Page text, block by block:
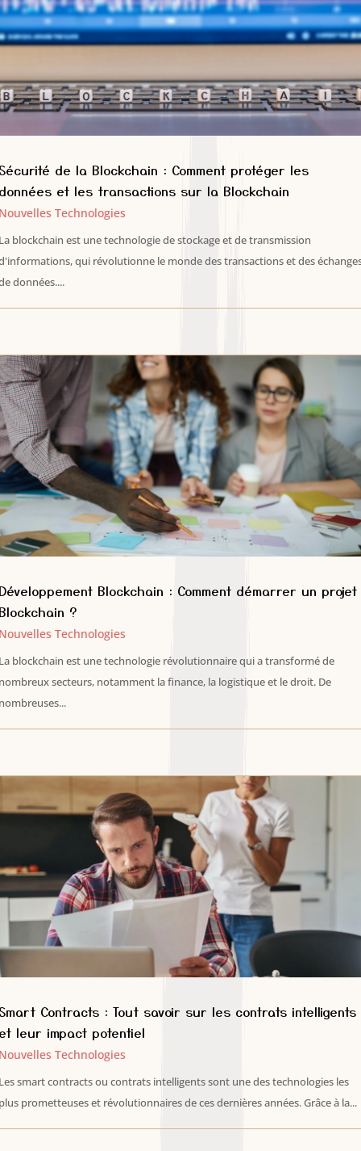
de la Blockchain : Comment protéger les
et les transactions sur la Blockchain
Technologies
blockchain est une technologie de stockage et de transmission
qui révolutionne le monde des transactions et des
données....
Blockchain : Comment démarrer un projet
?
Technologies
blockchain est une technologie révolutionnaire qui a transformé de
secteurs, notamment la finance, la logistique et le droit. De
Contracts : Tout savoir sur les contrats intelligents
leur impact potentiel
Technologies
smart contracts ou contrats intelligents sont une des technologies les
prometteuses et révolutionnaires de ces dernières années. Grâce à la...